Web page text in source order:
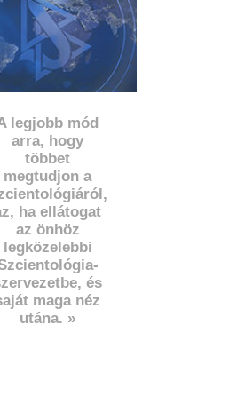
legjobb mód
arra, hogy
többet
megtudjon a
ha ellátogat
az önhöz
legközelebbi
és
maga néz
utána. »